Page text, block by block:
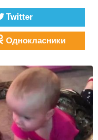
Twitter
Однокласники